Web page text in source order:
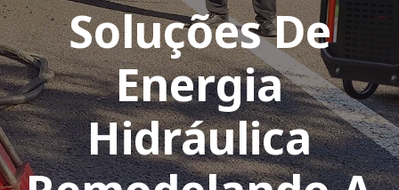
Soluções De
Energia
Hidráulica